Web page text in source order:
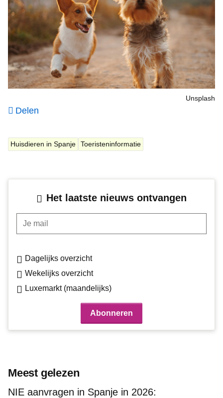
Unsplash
Delen
Huisdieren in Spanje Toeristeninformatie
Het laatste nieuws ontvangen
Je mail
Dagelijks overzicht
Wekelijks overzicht
Luxemarkt (maandelijks)
Meest gelezen
NIE aanvragen in Spanje in 2026: